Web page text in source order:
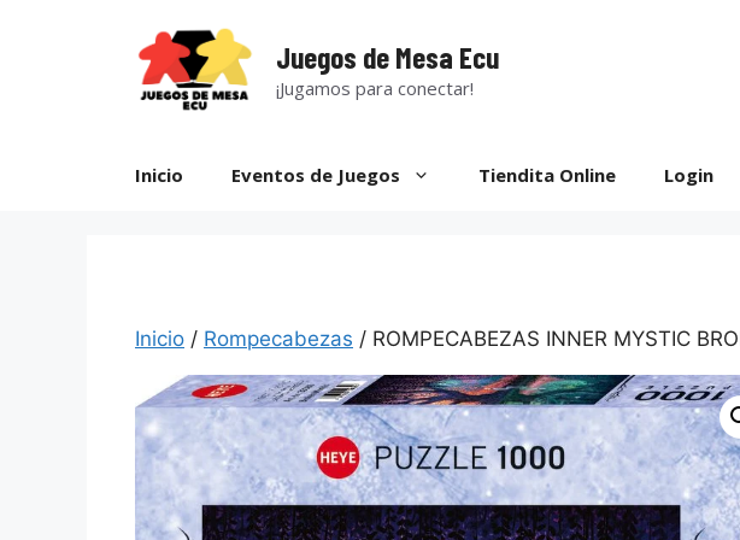
Juegos de Mesa Ecu
¡Jugamos para conectar!
Inicio Eventos de Juegos Tiendita Online Login
Inicio / Rompecabezas / ROMPECABEZAS INNER MYSTIC